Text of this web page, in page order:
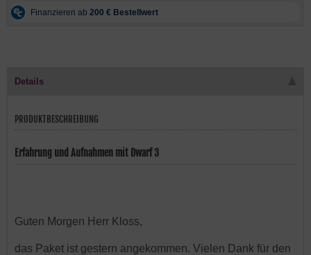
Details
PRODUKTBESCHREIBUNG
Erfahrung und Aufnahmen mit Dwarf 3
Guten Morgen Herr Kloss,
das Paket ist gestern angekommen. Vielen Dank für den